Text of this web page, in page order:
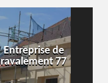
Entreprise de
ravalement 77